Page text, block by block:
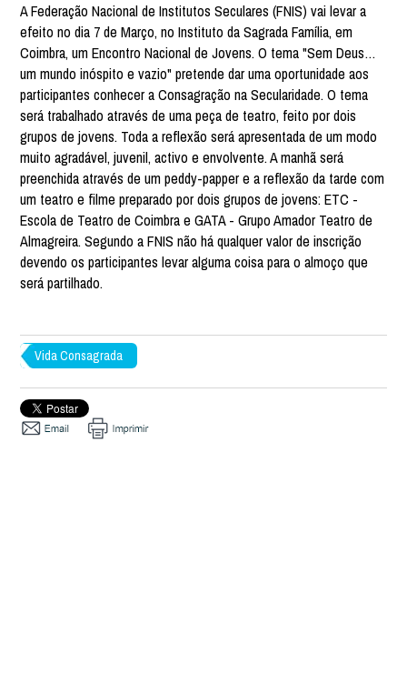
A Federação Nacional de Institutos Seculares (FNIS) vai levar a
efeito no dia 7 de Março, no Instituto da Sagrada Família, em
Coimbra, um Encontro Nacional de Jovens. O tema "Sem Deus…
um mundo inóspito e vazio" pretende dar uma oportunidade aos
participantes conhecer a Consagração na Secularidade. O tema
será trabalhado através de uma peça de teatro, feito por dois
grupos de jovens. Toda a reflexão será apresentada de um modo
muito agradável, juvenil, activo e envolvente. A manhã será
preenchida através de um peddy-papper e a reflexão da tarde com
um teatro e filme preparado por dois grupos de jovens: ETC -
Escola de Teatro de Coimbra e GATA - Grupo Amador Teatro de
Almagreira. Segundo a FNIS não há qualquer valor de inscrição
devendo os participantes levar alguma coisa para o almoço que
será partilhado.
Vida Consagrada